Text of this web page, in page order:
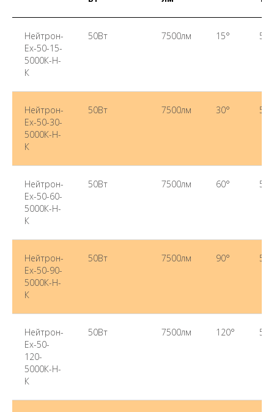
Нейтрон-
Ex-50-15-
5000К-Н-
К
50Вт 7500лм 15°
Нейтрон-
Ex-50-30-
5000К-Н-
К
50Вт 7500лм 30°
Нейтрон-
Ex-50-60-
5000К-Н-
К
50Вт 7500лм 60°
Нейтрон-
Ex-50-90-
5000К-Н-
К
50Вт 7500лм 90°
Нейтрон-
Ex-50-
120-
5000К-Н-
К
50Вт 7500лм 120°